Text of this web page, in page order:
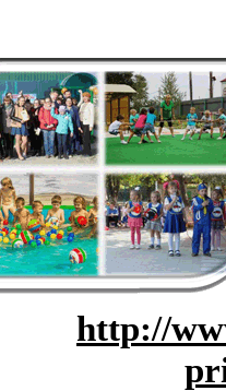
http://